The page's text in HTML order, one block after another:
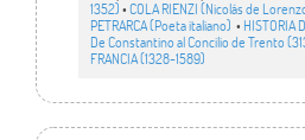
1352)•COLA RIENZI (Nicolás de
PETRARCA (Poeta italiano) • HISTORIA
De Constantino al Concilio de Trento
FRANCIA (1328-1589)